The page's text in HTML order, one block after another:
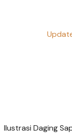
Ilustrasi Daging